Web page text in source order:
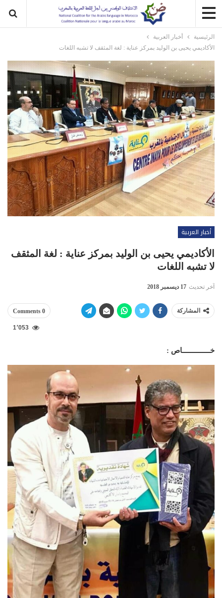
الرئيسية
أخبار العربية
الأكاديمي يحيى بن الوليد بمركز عناية : لغة المثقف لا تشبه اللغات
أخبار العربية
الأكاديمي يحيى بن الوليد بمركز عناية : لغة المثقف
لا تشبه اللغات
آخر تحديث 17 ديسمبر 2018
المشاركة 0 Comments
1٬053
خــــــــــــــاص :